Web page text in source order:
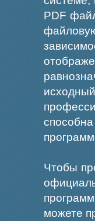
PDF
Чтобы
можете